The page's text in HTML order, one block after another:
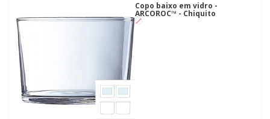
Copo baixo em vidro -
ARCOROC™ - Chiquito